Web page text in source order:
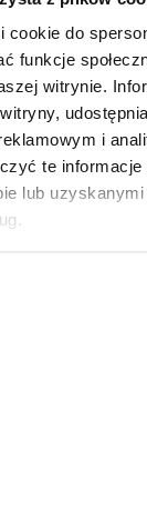
cookie do
funkcje
witrynie.
i
te
lub